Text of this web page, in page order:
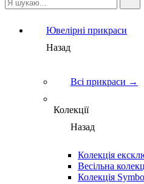
Ювелірні прикраси
Назад
Всі прикраси →
Колекції
Назад
Колекція
Весільна
Колекція